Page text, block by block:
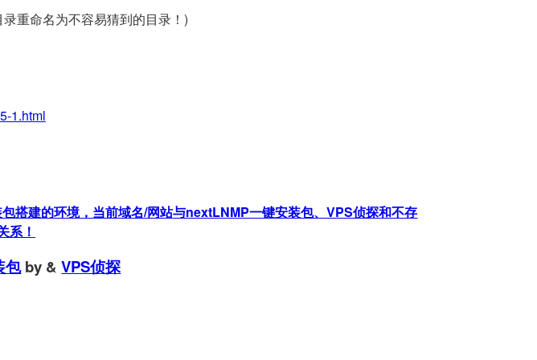
重命名为不容易猜到的目录！)
1.html
搭建的环境，当前域名/网站与nextLNMP一键安装包、VPS侦探和不存
系！
包by &VPS侦探